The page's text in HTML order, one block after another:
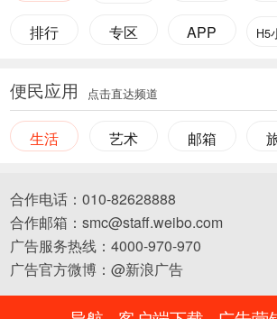
排行 专区 APP H5
便民应用 点击直达频道
生活 艺术 邮箱
合作电话：010-82628888
合作邮箱：smc@staff.weibo.com
广告服务热线：4000-970-970
广告官方微博：@新浪广告